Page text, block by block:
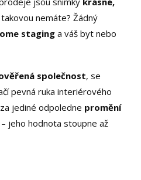
takovou nemáte? Žádný
staging a váš byt nebo
společnost, se
pevná ruka interiérového
jediné odpoledne promění
jeho hodnota stoupne až